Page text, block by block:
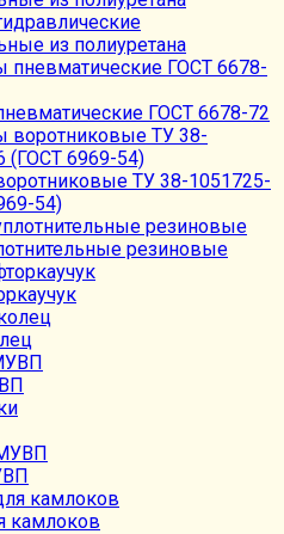
из полиуретана
ГОСТ 6678-72
ТУ 38-1051725-
54)
резиновые
камлоков